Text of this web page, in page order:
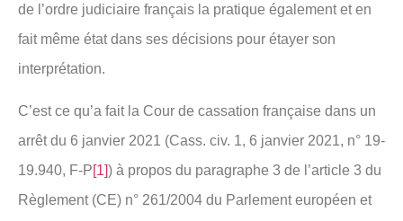
de l’ordre judiciaire français la pratique également et en
fait même état dans ses décisions pour étayer son
interprétation.
C’est ce qu’a fait la Cour de cassation française dans un
arrêt du 6 janvier 2021 (Cass. civ. 1, 6 janvier 2021, n° 19-
19.940, F-P[1]) à propos du paragraphe 3 de l’article 3 du
Règlement (CE) n° 261/2004 du Parlement européen et